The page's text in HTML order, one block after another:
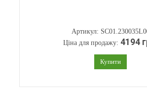
Артикул:
Ціна для продажу: 4194
Купити